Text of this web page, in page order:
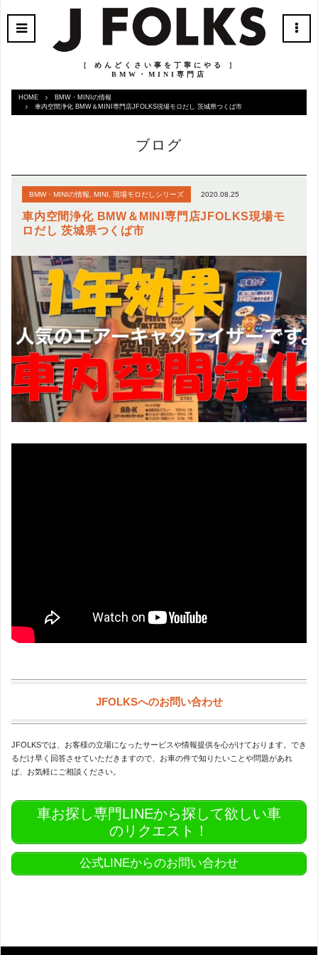
［ めんどくさい事を丁寧にやる ］
BMW・MINI専門店
HOME
BMW・MINIの情報
車内空間浄化 BMW＆MINI専門店JFOLKS現場モロだし 茨城県つくば市
ブログ
BMW・MINIの情報 MINI 現場モロだしシリーズ 2020.08.25
車内空間浄化 BMW＆MINI専門店JFOLKS現場モ
ロだし 茨城県つくば市
JFOLKSへのお問い合わせ
JFOLKSでは、お客様の立場になったサービスや情報提供を心がけております。でき
るだけ早く回答させていただきますので、お車の件で知りたいことや問題があれ
ば、お気軽にご相談ください。
車お探し専門LINEから探して欲しい車
のリクエスト！
公式LINEからのお問い合わせ